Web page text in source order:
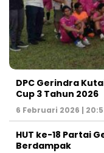
DPC Gerindra
Cup 3 Tahun 2026
6 Februari 2026 |
HUT ke-18 Partai
Berdampak